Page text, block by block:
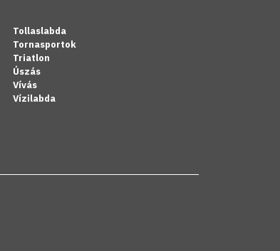
Tollaslabda
Tornasportok
Triatlon
Úszás
Vívás
Vízilabda